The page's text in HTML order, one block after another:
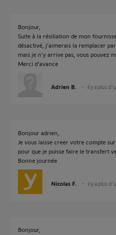
Bonjour,
Suite à la résiliation de mon
désactivé, j'aimerais la remplacer
mais je n'y arrive pas, vous pouvez
Merci d'avance
Adrien B. il y a plus
Bonjour adrien,
Je vous laisse creer votre compte
pour que je puisse faire le transfert
Bonne journée
Nicolas F. il y a plus
Bonjour,